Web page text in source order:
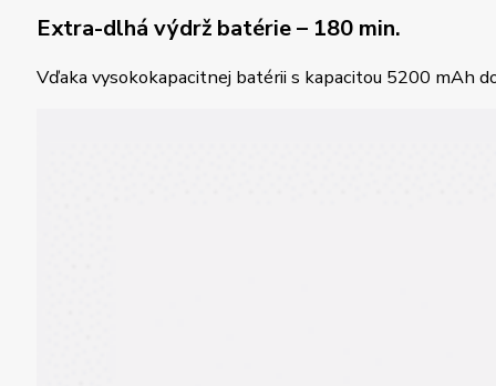
Extra-dlhá výdrž batérie – 180 min.
Vďaka vysokokapacitnej batérii s kapacitou 5200 mAh